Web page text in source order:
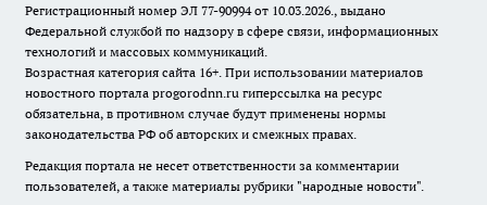
Регистрационный номер ЭЛ 77-90994 от 10.03.2026., выдано
Федеральной службой по надзору в сфере связи, информационных
технологий и массовых коммуникаций.
Возрастная категория сайта 16+. При использовании материалов
новостного портала progorodnn.ru гиперссылка на ресурс
обязательна, в противном случае будут применены нормы
законодательства РФ об авторских и смежных правах.
Редакция портала не несет ответственности за комментарии
пользователей, а также материалы рубрики "народные новости".